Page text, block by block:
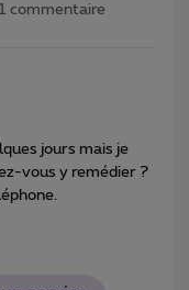
1 commentaire
jours mais je
vous y remédier ?